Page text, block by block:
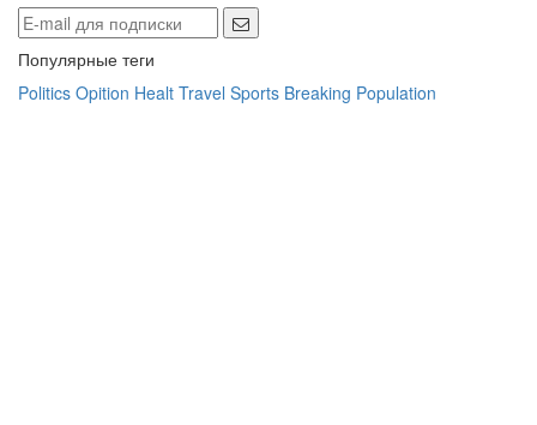
Популярные теги
Politics Opition Healt Travel Sports Breaking Population